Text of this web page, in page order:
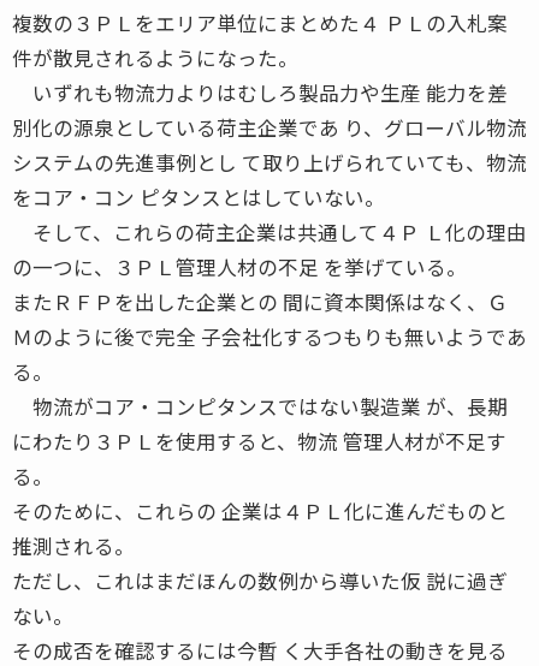
複数の３ＰＬをエリア単位にまとめた４ ＰＬの入札案
件が散見されるようになった。
いずれも物流力よりはむしろ製品力や生産 能力を差
別化の源泉としている荷主企業であ り、グローバル物流
システムの先進事例とし て取り上げられていても、物流
をコア・コン ピタンスとはしていない。
そして、これらの荷主企業は共通して４Ｐ Ｌ化の理由
の一つに、３ＰＬ管理人材の不足 を挙げている。
またＲＦＰを出した企業との 間に資本関係はなく、Ｇ
Ｍのように後で完全 子会社化するつもりも無いようであ
る。
物流がコア・コンピタンスではない製造業 が、長期
にわたり３ＰＬを使用すると、物流 管理人材が不足す
る。
そのために、これらの 企業は４ＰＬ化に進んだものと
推測される。
ただし、これはまだほんの数例から導いた仮 説に過ぎ
ない。
その成否を確認するには今暫 く大手各社の動きを見る